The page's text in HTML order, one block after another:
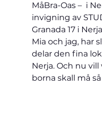
MåBra-Oas –  i
invigning av
Granada 17 i
Mia och jag, har
delar den fina
Nerja. Och nu
borna skall må